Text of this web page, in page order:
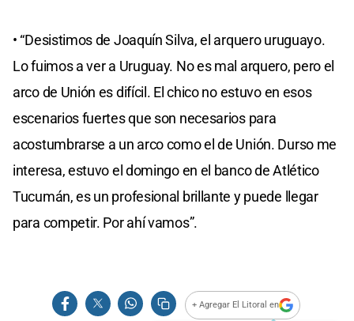
• “Desistimos de Joaquín Silva, el arquero uruguayo.
Lo fuimos a ver a Uruguay. No es mal arquero, pero el
arco de Unión es difícil. El chico no estuvo en esos
escenarios fuertes que son necesarios para
acostumbrarse a un arco como el de Unión. Durso me
interesa, estuvo el domingo en el banco de Atlético
Tucumán, es un profesional brillante y puede llegar
para competir. Por ahí vamos”.
+ Agregar El Litoral en